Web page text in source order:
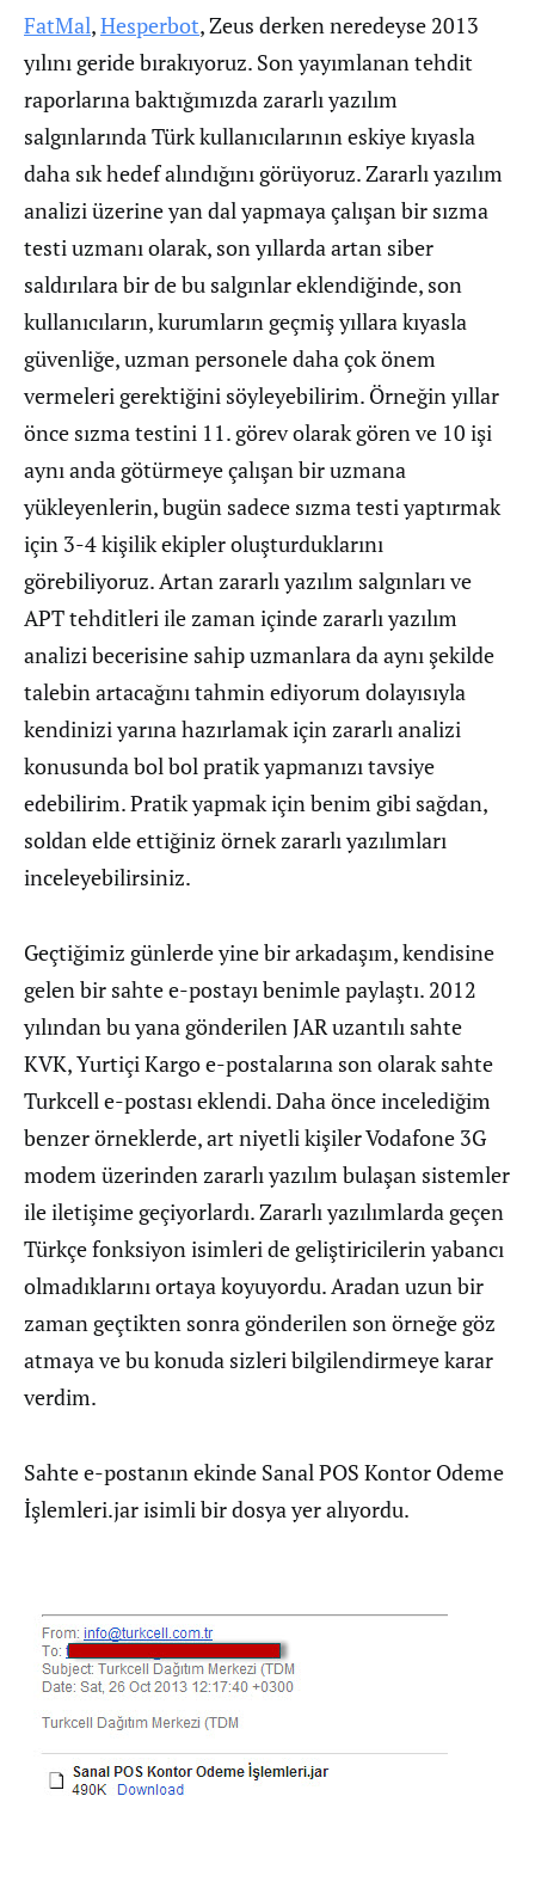
FatMal,Hesperbot, Zeus derken neredeyse 2013
yılını geride bırakıyoruz. Son yayımlanan tehdit
raporlarına baktığımızda zararlı yazılım
salgınlarında Türk kullanıcılarının eskiye kıyasla
daha sık hedef alındığını görüyoruz. Zararlı yazılım
analizi üzerine yan dal yapmaya çalışan bir sızma
testi uzmanı olarak, son yıllarda artan siber
saldırılara bir de bu salgınlar eklendiğinde, son
kullanıcıların, kurumların geçmiş yıllara kıyasla
güvenliğe, uzman personele daha çok önem
vermeleri gerektiğini söyleyebilirim. Örneğin yıllar
önce sızma testini 11. görev olarak gören ve 10 işi
aynı anda götürmeye çalışan bir uzmana
yükleyenlerin, bugün sadece sızma testi yaptırmak
için 3-4 kişilik ekipler oluşturduklarını
görebiliyoruz. Artan zararlı yazılım salgınları ve
APT tehditleri ile zaman içinde zararlı yazılım
analizi becerisine sahip uzmanlara da aynı şekilde
talebin artacağını tahmin ediyorum dolayısıyla
kendinizi yarına hazırlamak için zararlı analizi
konusunda bol bol pratik yapmanızı tavsiye
edebilirim. Pratik yapmak için benim gibi sağdan,
soldan elde ettiğiniz örnek zararlı yazılımları
inceleyebilirsiniz.
Geçtiğimiz günlerde yine bir arkadaşım, kendisine
gelen bir sahte e-postayı benimle paylaştı. 2012
yılından bu yana gönderilen JAR uzantılı sahte
KVK, Yurtiçi Kargo e-postalarına son olarak sahte
Turkcell e-postası eklendi. Daha önce incelediğim
benzer örneklerde, art niyetli kişiler Vodafone 3G
modem üzerinden zararlı yazılım bulaşan sistemler
ile iletişime geçiyorlardı. Zararlı yazılımlarda geçen
Türkçe fonksiyon isimleri de geliştiricilerin yabancı
olmadıklarını ortaya koyuyordu. Aradan uzun bir
zaman geçtikten sonra gönderilen son örneğe göz
atmaya ve bu konuda sizleri bilgilendirmeye karar
verdim.
Sahte e-postanın ekinde Sanal POS Kontor Odeme
İşlemleri.jar isimli bir dosya yer alıyordu.